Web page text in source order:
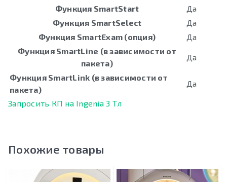
Функция SmartStart
Да
Функция SmartSelect
Да
Функция SmartExam (опция)
Да
Функция SmartLine (в зависимости от
пакета)
Да
Функция SmartLink (в зависимости от
пакета)
Да
Запросить КП на Ingenia 3 Тл
Похожие товары